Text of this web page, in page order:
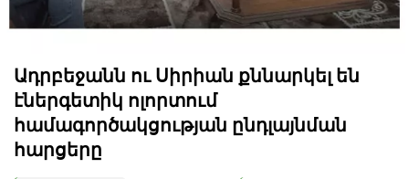
Ադրբեջանն ու Սիրիան քննարկել են
էներգետիկ ոլորտում
համագործակցության ընդլայնման
հարցերը